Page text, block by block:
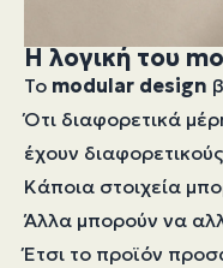
Η λογική του
Το modular design
Ότι διαφορετικά
έχουν
Κάποια στοιχεία
Άλλα μπορούν να
Έτσι το προϊόν